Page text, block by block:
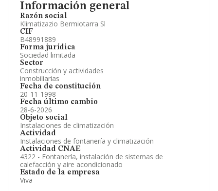
Información general
Razón social
Klimatizazio Bermiotarra Sl
CIF
B48991889
Forma jurídica
Sociedad limitada
Sector
Construcción y actividades
inmobiliarias
Fecha de constitución
20-11-1998
Fecha último cambio
28-6-2026
Objeto social
Instalaciones de climatización
Actividad
Instalaciones de fontanería y climatización
Actividad CNAE
4322 - Fontanería, instalación de sistemas de
calefacción y aire acondicionado
Estado de la empresa
Viva